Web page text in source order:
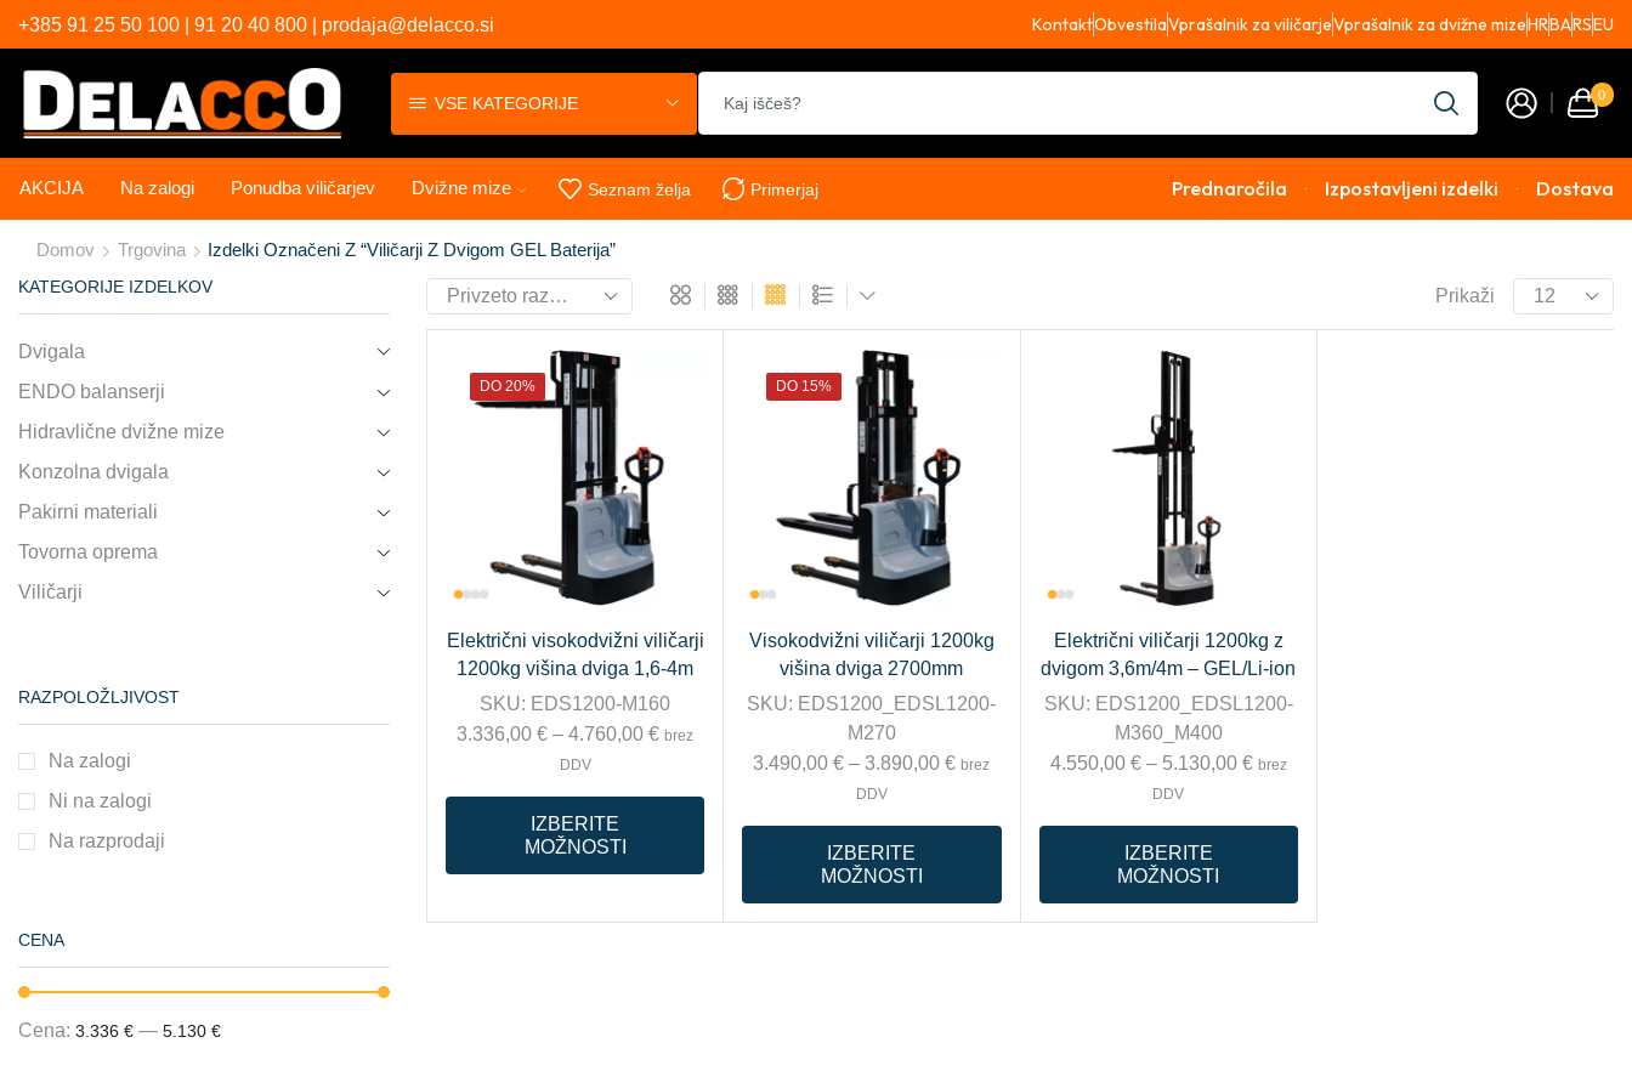
+385 91 25 50 100 | 91 20 40 800 | prodaja@delacco.si KontaktObvestilaVprašalnik za viličarjeVprašalnik za dvižne mizeHRBARSEU
VSE KATEGORIJE 0
AKCIJA Na zalogi Ponudba viličarjev Dvižne mize Seznam želja Primerjaj Prednaročila Izpostavljeni izdelki Dostava
Domov Trgovina Izdelki Označeni Z “viličarji Z Dvigom GEL Baterija”
Prikaži
DO 20%
Električni visokodvižni viličarji
1200kg višina dviga 1,6-4m
SKU: EDS1200-M160
3.336,00€ – 4.760,00€ brez
DDV
IZBERITE
MOŽNOSTI
DO 15%
Visokodvižni viličarji 1200kg
višina dviga 2700mm
SKU: EDS1200_EDSL1200-
M270
3.490,00€ – 3.890,00€ brez
DDV
IZBERITE
MOŽNOSTI
Električni viličarji 1200kg z
dvigom 3,6m/4m – GEL/Li-ion
SKU: EDS1200_EDSL1200-
M360_M400
4.550,00 € – 5.130,00 € brez
DDV
IZBERITE
MOŽNOSTI
KATEGORIJE IZDELKOV
Dvigala
ENDO balanserji
Hidravlične dvižne mize
Konzolna dvigala
Pakirni materiali
Tovorna oprema
Viličarji
RAZPOLOŽLJIVOST
Na zalogi
Ni na zalogi
Na razprodaji
CENA
Cena: 3.336 € — 5.130 €